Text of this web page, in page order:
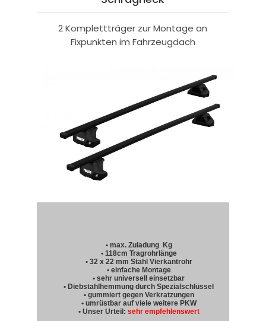
2 Komplettträger zur Montage an
Fixpunkten im Fahrzeugdach
• max. Zuladung Kg
• 118cm Tragrohrlänge
• 32 x 22 mm Stahl Vierkantrohr
• einfache Montage
• sehr universell einsetzbar
• Diebstahlhemmung durch Spezialschlüssel
• gummiert gegen Verkratzungen
• umrüstbar auf viele weitere PKW
• Unser Urteil: sehr empfehlenswert